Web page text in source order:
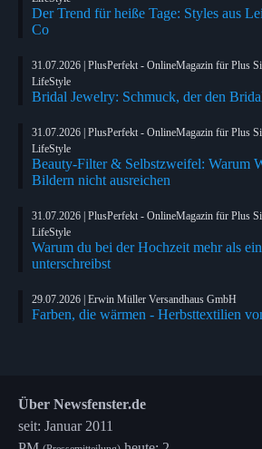
Der Trend für heiße Tage: Styles aus
Co
31.07.2026 | PlusPerfekt - OnlineMagazin für Plus
LifeStyle
Bridal Jewelry: Schmuck, der den
31.07.2026 | PlusPerfekt - OnlineMagazin für Plus
LifeStyle
Beauty-Filter & Selbstzweifel: Warum
Bildern nicht ausreichen
31.07.2026 | PlusPerfekt - OnlineMagazin für Plus
LifeStyle
Warum du bei der Hochzeit mehr als
unterschreibst
29.07.2026 | Erwin Müller Versandhaus GmbH
Farben, die wärmen - Herbsttextilien
Über Newsfenster.de
seit: Januar 2011